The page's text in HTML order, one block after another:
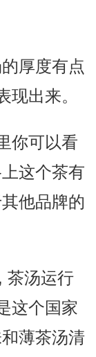
厚度有点
出来。
你可以看
这个茶有
他品牌的
茶汤运行
这个国家
薄茶汤清